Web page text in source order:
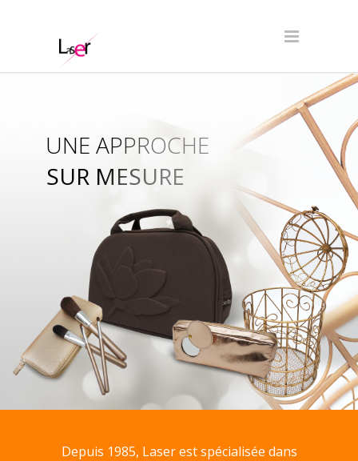
SUR MESURE
UNE APPROCHE
Depuis 1985, Laser est spécialisée dans